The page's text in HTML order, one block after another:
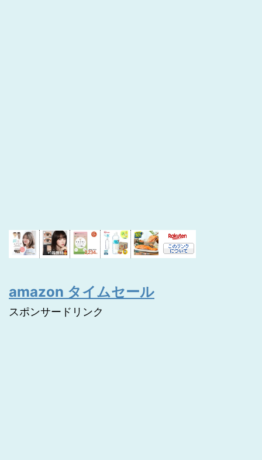
amazon タイムセール
スポンサードリンク